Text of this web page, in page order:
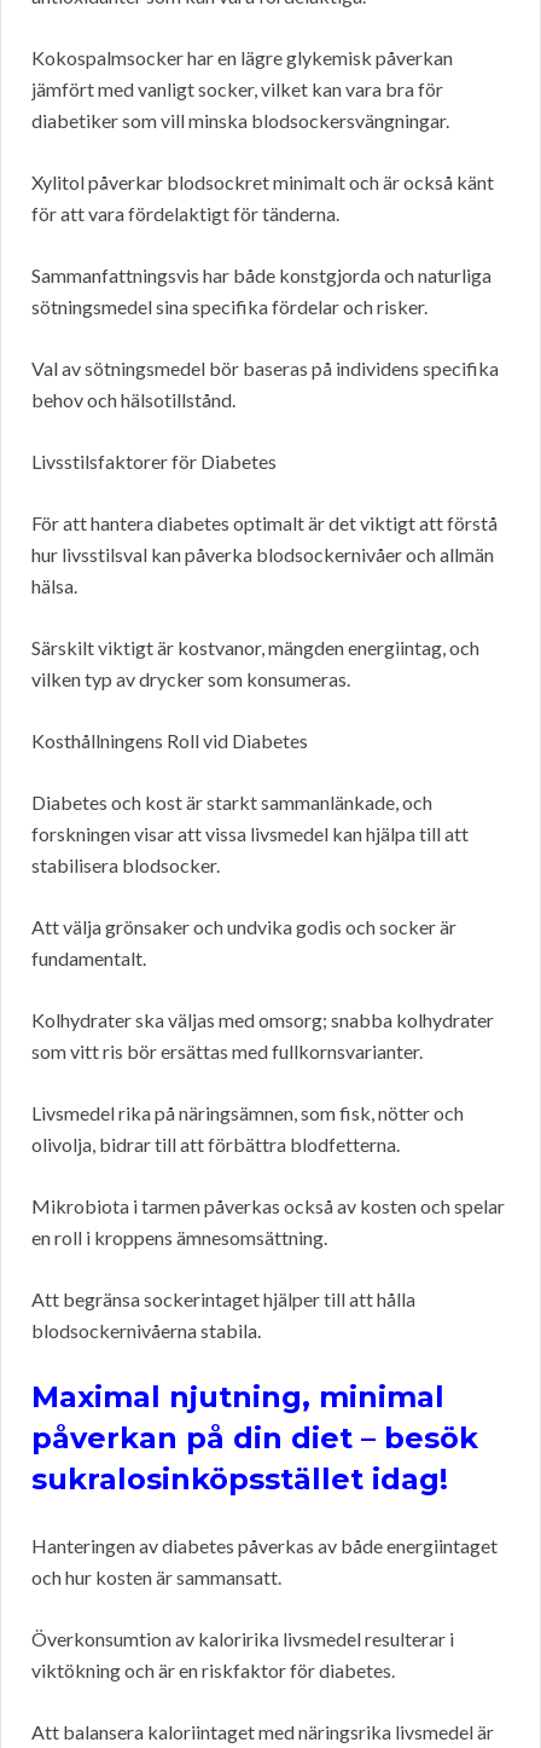
Kokospalmsocker har en lägre glykemisk påverkan
jämfört med vanligt socker, vilket kan vara bra för
diabetiker som vill minska blodsockersvängningar.
Xylitol påverkar blodsockret minimalt och är också känt
för att vara fördelaktigt för tänderna.
Sammanfattningsvis har både konstgjorda och naturliga
sötningsmedel sina specifika fördelar och risker.
Val av sötningsmedel bör baseras på individens specifika
behov och hälsotillstånd.
Livsstilsfaktorer för Diabetes
För att hantera diabetes optimalt är det viktigt att förstå
hur livsstilsval kan påverka blodsockernivåer och allmän
hälsa.
Särskilt viktigt är kostvanor, mängden energiintag, och
vilken typ av drycker som konsumeras.
Kosthållningens Roll vid Diabetes
Diabetes och kost är starkt sammanlänkade, och
forskningen visar att vissa livsmedel kan hjälpa till att
stabilisera blodsocker.
Att välja grönsaker och undvika godis och socker är
fundamentalt.
Kolhydrater ska väljas med omsorg; snabba kolhydrater
som vitt ris bör ersättas med fullkornsvarianter.
Livsmedel rika på näringsämnen, som fisk, nötter och
olivolja, bidrar till att förbättra blodfetterna.
Mikrobiota i tarmen påverkas också av kosten och spelar
en roll i kroppens ämnesomsättning.
Att begränsa sockerintaget hjälper till att hålla
blodsockernivåerna stabila.
Maximal njutning, minimal
påverkan på din diet – besök
sukralosinköpsstället idag!
Hanteringen av diabetes påverkas av både energiintaget
och hur kosten är sammansatt.
Överkonsumtion av kaloririka livsmedel resulterar i
viktökning och är en riskfaktor för diabetes.
Att balansera kaloriintaget med näringsrika livsmedel är